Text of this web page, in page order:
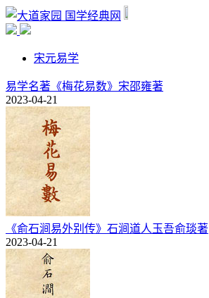
国学经典网
宋元易学
易学名著《梅花易数》宋邵雍著
2023-04-21
《俞石涧易外别传》石涧道人玉吾俞琰著
2023-04-21